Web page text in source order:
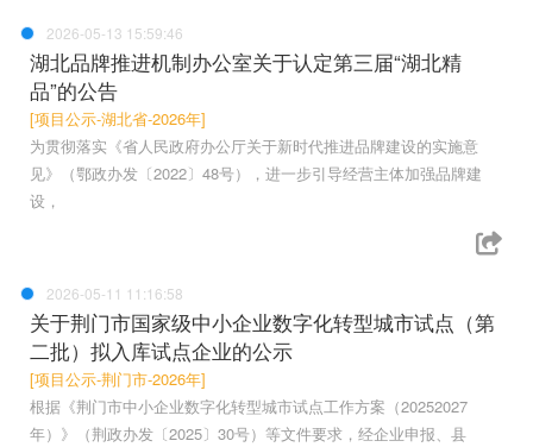
2026-05-13 15:59:46
湖北品牌推进机制办公室关于认定第三届“湖北精
品”的公告
[项目公示-湖北省-2026年]
为贯彻落实《省人民政府办公厅关于新时代推进品牌建设的实施意
见》（鄂政办发〔2022〕48号），进一步引导经营主体加强品牌建
设，
2026-05-11 11:16:58
关于荆门市国家级中小企业数字化转型城市试点（第
二批）拟入库试点企业的公示
[项目公示-荆门市-2026年]
根据《荆门市中小企业数字化转型城市试点工作方案（20252027
年）》（荆政办发〔2025〕30号）等文件要求，经企业申报、县